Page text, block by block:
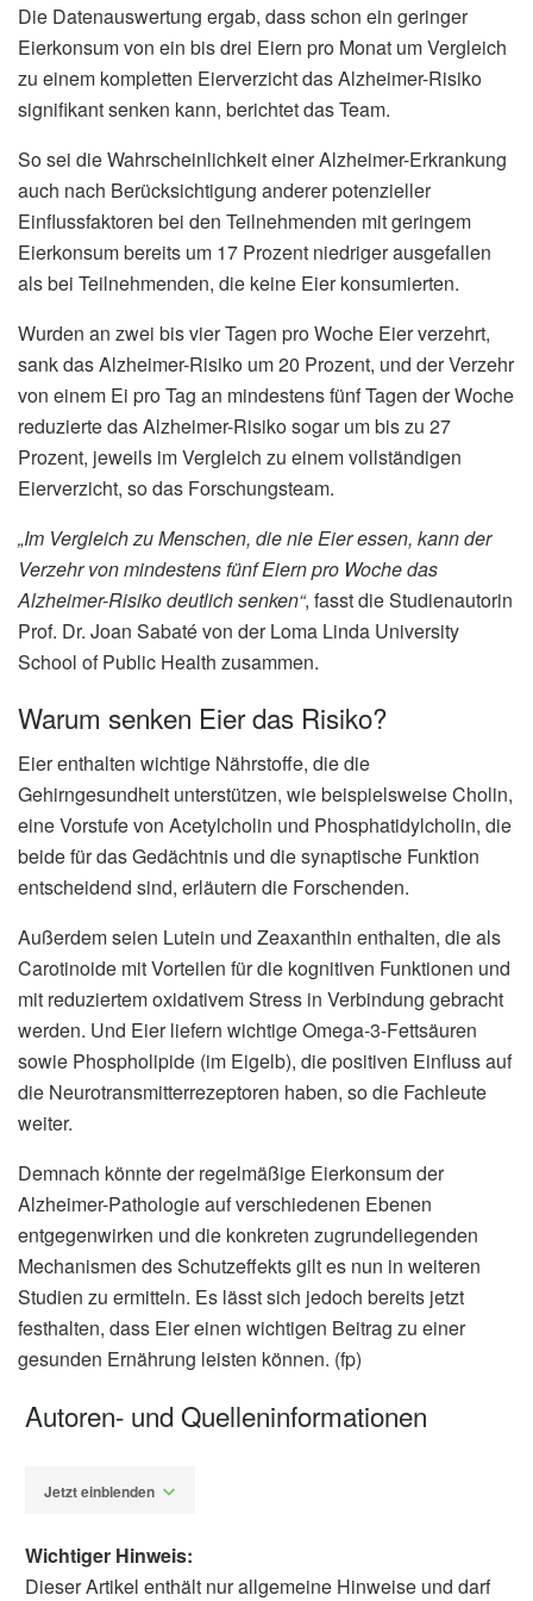
Die Datenauswertung ergab, dass schon ein geringer
Eierkonsum von ein bis drei Eiern pro Monat um Vergleich
zu einem kompletten Eierverzicht das Alzheimer-Risiko
signifikant senken kann, berichtet das Team.
So sei die Wahrscheinlichkeit einer Alzheimer-Erkrankung
auch nach Berücksichtigung anderer potenzieller
Einflussfaktoren bei den Teilnehmenden mit geringem
Eierkonsum bereits um 17 Prozent niedriger ausgefallen
als bei Teilnehmenden, die keine Eier konsumierten.
Wurden an zwei bis vier Tagen pro Woche Eier verzehrt,
sank das Alzheimer-Risiko um 20 Prozent, und der Verzehr
von einem Ei pro Tag an mindestens fünf Tagen der Woche
reduzierte das Alzheimer-Risiko sogar um bis zu 27
Prozent, jeweils im Vergleich zu einem vollständigen
Eierverzicht, so das Forschungsteam.
„Im Vergleich zu Menschen, die nie Eier essen, kann der
Verzehr von mindestens fünf Eiern pro Woche das
Alzheimer-Risiko deutlich senken“, fasst die Studienautorin
Prof. Dr. Joan Sabaté von der Loma Linda University
School of Public Health zusammen.
Warum senken Eier das Risiko?
Eier enthalten wichtige Nährstoffe, die die
Gehirngesundheit unterstützen, wie beispielsweise Cholin,
eine Vorstufe von Acetylcholin und Phosphatidylcholin, die
beide für das Gedächtnis und die synaptische Funktion
entscheidend sind, erläutern die Forschenden.
Außerdem seien Lutein und Zeaxanthin enthalten, die als
Carotinoide mit Vorteilen für die kognitiven Funktionen und
mit reduziertem oxidativem Stress in Verbindung gebracht
werden. Und Eier liefern wichtige Omega-3-Fettsäuren
sowie Phospholipide (im Eigelb), die positiven Einfluss auf
die Neurotransmitterrezeptoren haben, so die Fachleute
weiter.
Demnach könnte der regelmäßige Eierkonsum der
Alzheimer-Pathologie auf verschiedenen Ebenen
entgegenwirken und die konkreten zugrundeliegenden
Mechanismen des Schutzeffekts gilt es nun in weiteren
Studien zu ermitteln. Es lässt sich jedoch bereits jetzt
festhalten, dass Eier einen wichtigen Beitrag zu einer
gesunden Ernährung leisten können. (fp)
Autoren- und Quelleninformationen
Jetzt einblenden
Wichtiger Hinweis:
Dieser Artikel enthält nur allgemeine Hinweise und darf